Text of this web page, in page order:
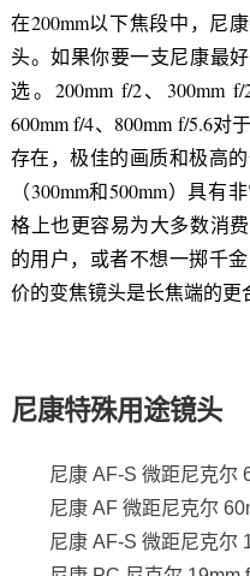
在200mm以下焦段中，尼
头。如果你要一支尼康最
选。200mm f/2、300mm f/
600mm f/4、800mm f/5.6
存在，极佳的画质和极高
（300mm和500mm）具
格上也更容易为大多数消
的用户，或者不想一掷千
价的变焦镜头是长焦端的更
尼康特殊用途镜头
尼康 AF-S 微距尼克尔
尼康 AF 微距尼克尔
尼康 AF-S 微距尼克尔